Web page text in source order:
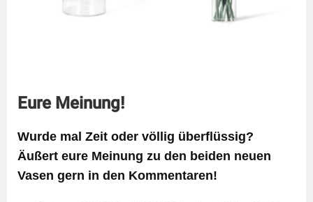
Eure Meinung!
Wurde mal Zeit oder völlig überflüssig?
Äußert eure Meinung zu den beiden neuen
Vasen gern in den Kommentaren!